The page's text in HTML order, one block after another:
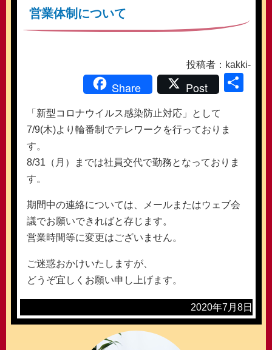
営業体制について
投稿者：kakki-
Share Post
「新型コロナウイルス感染防止対応」として
7/9(木)より輪番制でテレワークを行っておりま
す。
8/31（月）までは社員交代で勤務となっておりま
す。
期間中の連絡については、メールまたはウェブ会
議でお願いできればと存じます。
営業時間等に変更はございません。
ご迷惑おかけいたしますが、
どうぞ宜しくお願い申し上げます。
2020年7月8日